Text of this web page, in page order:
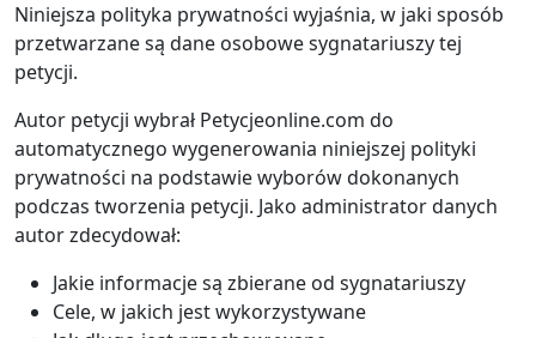
Niniejsza polityka prywatności wyjaśnia, w jaki sposób
przetwarzane są dane osobowe sygnatariuszy tej
petycji.
Autor petycji wybrał Petycjeonline.com do
automatycznego wygenerowania niniejszej polityki
prywatności na podstawie wyborów dokonanych
podczas tworzenia petycji. Jako administrator danych
autor zdecydował:
Jakie informacje są zbierane od sygnatariuszy
Cele, w jakich jest wykorzystywane